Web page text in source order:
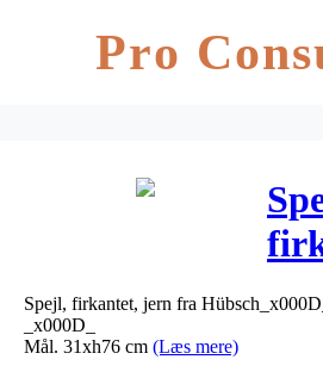
Pro
–
Spejl, firkantet, jern fra Hübsch_x000D_
_x000D_
Mål. 31xh76 cm (Læs mere)